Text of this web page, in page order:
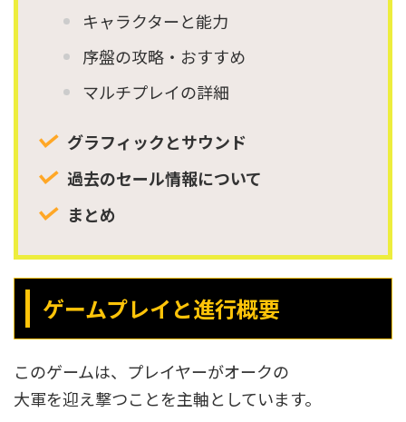
キャラクターと能力
序盤の攻略・おすすめ
マルチプレイの詳細
グラフィックとサウンド
過去のセール情報について
まとめ
ゲームプレイと進行概要
このゲームは、プレイヤーがオークの
大軍を迎え撃つことを主軸としています。